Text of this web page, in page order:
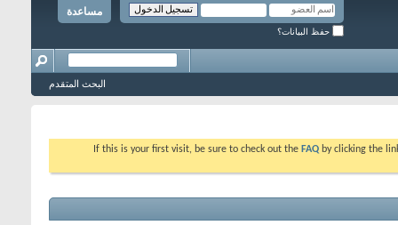
مساعدة
حفظ البيانات؟
البحث المتقدم
If this is your first visit, be sure to check out the FAQ by clicking the